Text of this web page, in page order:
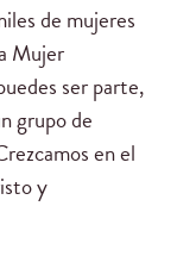
de mujeres
Mujer
ser parte,
grupo de
en el
y